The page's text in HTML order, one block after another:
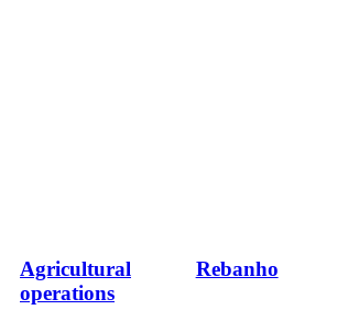
Agricultural
operations
Rebanho